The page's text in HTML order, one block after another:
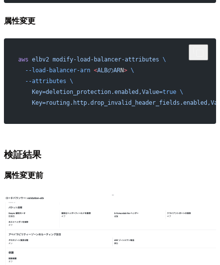
属性変更
aws elbv2 modify-load-balancer-attributes \
  --load-balancer-arn
<ALBのARN> \
  --attributes
\
    Key=deletion_protection.enabled,Value=
true \
検証結果
属性変更前